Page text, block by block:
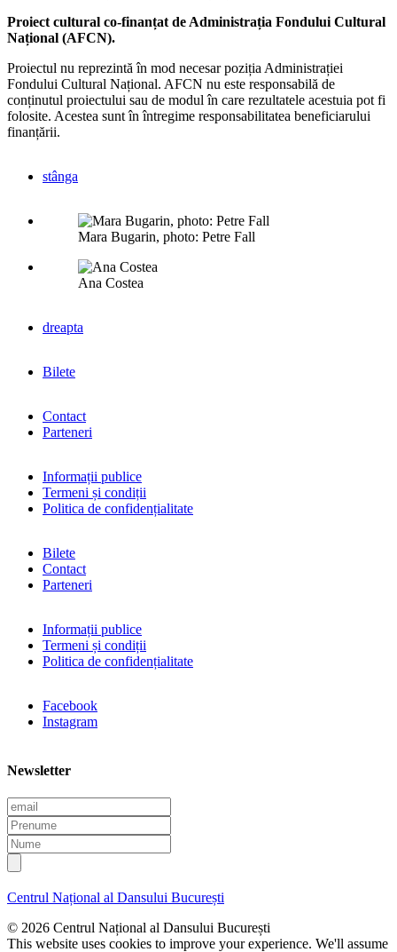
Proiect cultural co-finanțat de Administrația Fondului Cultural
Național (AFCN).
Proiectul nu reprezintă în mod necesar poziția Administrației
Fondului Cultural Național. AFCN nu este responsabilă de
conținutul proiectului sau de modul în care rezultatele acestuia pot fi
folosite. Acestea sunt în întregime responsabilitatea beneficiarului
finanțării.
stânga
Mara Bugarin, photo: Petre Fall
Ana Costea
dreapta
Bilete
Contact
Parteneri
Informații publice
Termeni și condiții
Politica de confidențialitate
Bilete
Contact
Parteneri
Informații publice
Termeni și condiții
Politica de confidențialitate
Facebook
Instagram
Newsletter
E
m
a
i
l
P
r
e
n
m
N
u
m
e
Centrul Național al Dansului București
© 2026 Centrul Național al Dansului București
This website uses cookies to improve your experience. We'll assume